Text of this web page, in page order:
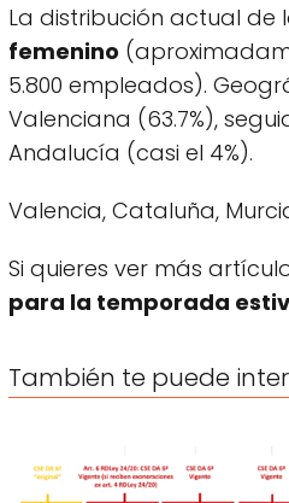
La distribución actual de
femenino
5.800 empleados).
Valenciana (63.7%),
Andalucía (casi el 4%).
Valencia, Cataluña,
Si quieres ver más
para la temporada
También te puede